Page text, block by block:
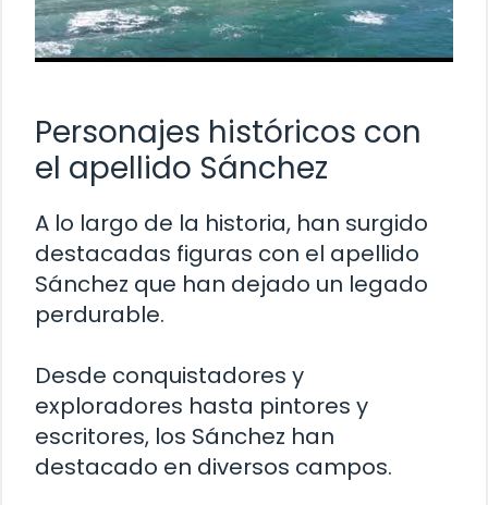
Personajes históricos con
el apellido Sánchez
A lo largo de la historia, han surgido
destacadas figuras con el apellido
Sánchez que han dejado un legado
perdurable.
Desde conquistadores y
exploradores hasta pintores y
escritores, los Sánchez han
destacado en diversos campos.